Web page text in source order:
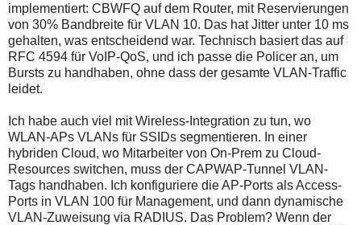
implementiert: CBWFQ auf dem Router, mit Reservierungen
von 30% Bandbreite für VLAN 10. Das hat Jitter unter 10 ms
gehalten, was entscheidend war. Technisch basiert das auf
RFC 4594 für VoIP-QoS, und ich passe die Policer an, um
Bursts zu handhaben, ohne dass der gesamte VLAN-Traffic
leidet.
Ich habe auch viel mit Wireless-Integration zu tun, wo
WLAN-APs VLANs für SSIDs segmentieren. In einer
hybriden Cloud, wo Mitarbeiter von On-Prem zu Cloud-
Resources switchen, muss der CAPWAP-Tunnel VLAN-
Tags handhaben. Ich konfiguriere die AP-Ports als Access-
Ports in VLAN 100 für Management, und dann dynamische
VLAN-Zuweisung via RADIUS. Das Problem? Wenn der